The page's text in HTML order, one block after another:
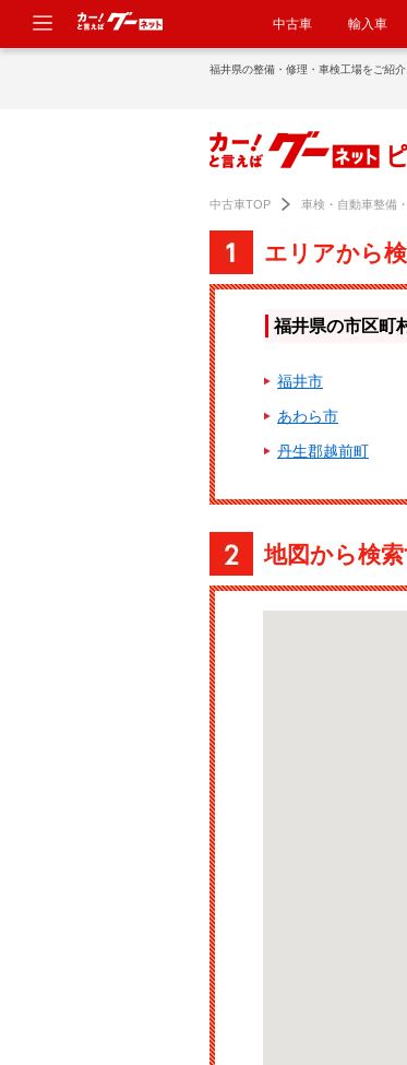
中古車 輸入車
福井県の整備・修理・車検工場をご紹
中古車TOP 車検・自動車整備
エリアから
福井県の市区町
福井市
あわら市
丹生郡越前町
地図から検